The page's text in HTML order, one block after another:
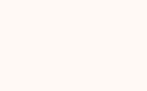
`$email` variable.